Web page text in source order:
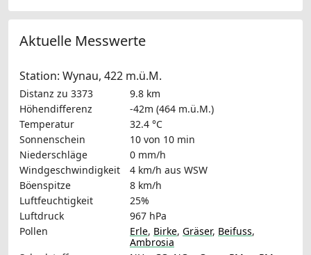
Aktuelle Messwerte
Station: Wynau, 422 m.ü.M.
Distanz zu 3373
9.8 km
Höhendifferenz
-42m (464 m.ü.M.)
Temperatur
32.4 °C
Sonnenschein
10 von 10 min
Niederschläge
0 mm/h
Windgeschwindigkeit
4 km/h aus WSW
Böenspitze
8 km/h
Luftfeuchtigkeit
25%
Luftdruck
967 hPa
Pollen
Erle, Birke, Gräser, Beifuss,
Ambrosia